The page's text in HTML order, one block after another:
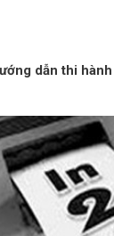
dẫn thi